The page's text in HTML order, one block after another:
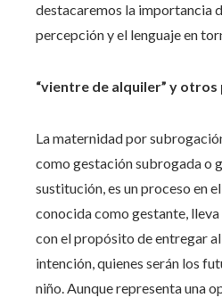
destacaremos la importancia
percepción y el lenguaje en
“vientre de alquiler” y
La maternidad por
como gestación subrogada o
sustitución, es un proceso en
conocida como gestante,
con el propósito de entregar
intención, quienes serán los
niño. Aunque representa una